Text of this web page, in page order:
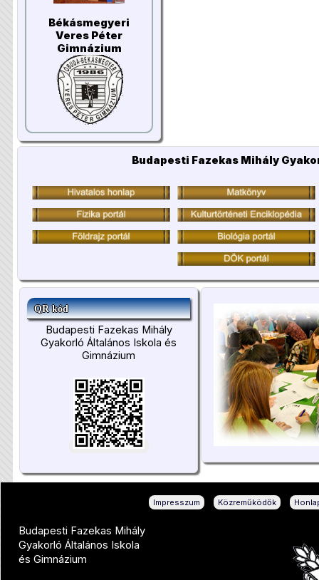
Békásmegyeri
Veres Péter
Gimnázium
Budapesti Fazekas Mihály
QR kód
Budapesti Fazekas Mihály
Gyakorló Általános Iskola és
Gimnázium
Impresszum Közreműködők
Budapesti Fazekas Mihály
Gyakorló Általános Iskola
és Gimnázium